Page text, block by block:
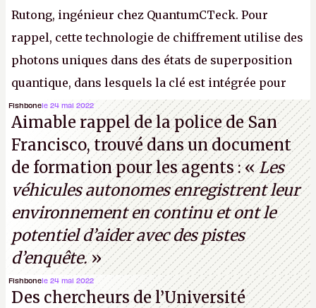
Rutong, ingénieur chez QuantumCTeck. Pour
rappel, cette technologie de chiffrement utilise des
photons uniques dans des états de superposition
quantique, dans lesquels la clé est intégrée pour
garantir une sécurité inconditionnelle entre des
parties distantes. Vous ne comprenez rien ? C’est
normal, ça fait toujours ça avec le quantique.
(Crédit photo : China Telecom)
Fishbonele 24 mai 2022
Aimable rappel de la police de San
Francisco, trouvé dans un document
de formation pour les agents : «Les
véhicules autonomes enregistrent leur
environnement en continu et ont le
potentiel d’aider avec des pistes
d’enquête.»
Fishbonele 24 mai 2022
Des chercheurs de l’Université